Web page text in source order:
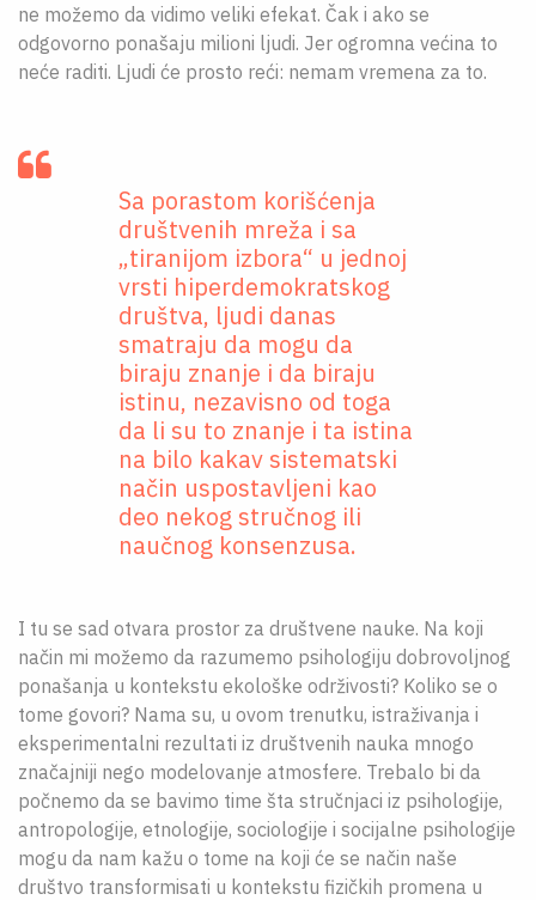
ne možemo da vidimo veliki efekat. Čak i ako se
odgovorno ponašaju milioni ljudi. Jer ogromna većina to
neće raditi. Ljudi će prosto reći: nemam vremena za to.
Sa porastom korišćenja
društvenih mreža i sa
„tiranijom izbora“ u jednoj
vrsti hiperdemokratskog
društva, ljudi danas
smatraju da mogu da
biraju znanje i da biraju
istinu, nezavisno od toga
da li su to znanje i ta istina
na bilo kakav sistematski
način uspostavljeni kao
deo nekog stručnog ili
naučnog konsenzusa.
I tu se sad otvara prostor za društvene nauke. Na koji
način mi možemo da razumemo psihologiju dobrovoljnog
ponašanja u kontekstu ekološke održivosti? Koliko se o
tome govori? Nama su, u ovom trenutku, istraživanja i
eksperimentalni rezultati iz društvenih nauka mnogo
značajniji nego modelovanje atmosfere. Trebalo bi da
počnemo da se bavimo time šta stručnjaci iz psihologije,
antropologije, etnologije, sociologije i socijalne psihologije
mogu da nam kažu o tome na koji će se način naše
društvo transformisati u kontekstu fizičkih promena u